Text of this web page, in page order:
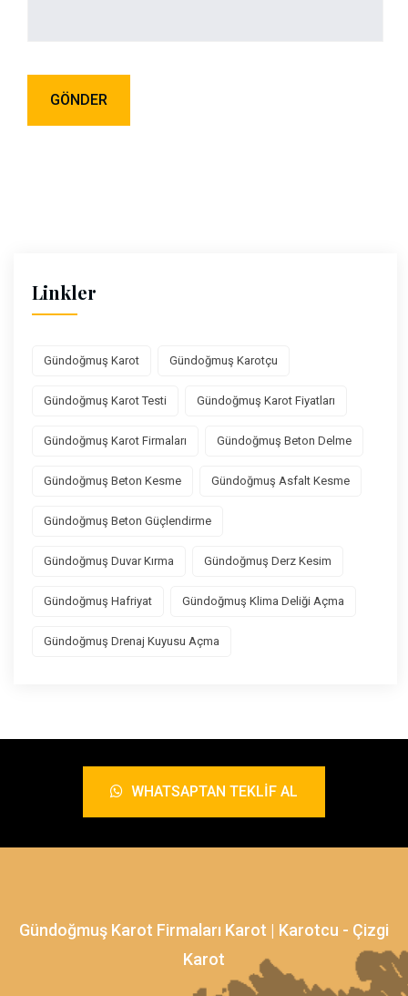
Linkler
Gündoğmuş Karot Gündoğmuş Karotçu
Gündoğmuş Karot Testi Gündoğmuş Karot Fiyatları
Gündoğmuş Karot Firmaları Gündoğmuş Beton Delme
Gündoğmuş Beton Kesme Gündoğmuş Asfalt Kesme
Gündoğmuş Beton Güçlendirme
Gündoğmuş Duvar Kırma Gündoğmuş Derz Kesim
Gündoğmuş Hafriyat Gündoğmuş Klima Deliği Açma
Gündoğmuş Drenaj Kuyusu Açma
WHATSAPTAN TEKLIF AL
Gündoğmuş Karot Firmaları Karot | Karotcu - Çizgi
Karot